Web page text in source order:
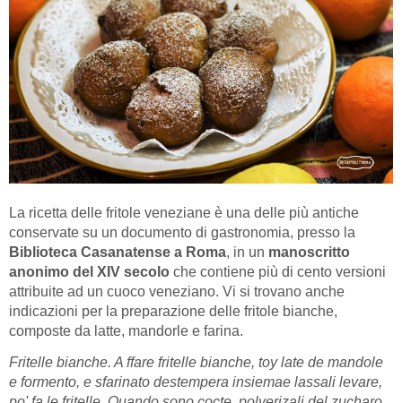
La ricetta delle fritole veneziane è una delle più antiche
conservate su un documento di gastronomia, presso la
Biblioteca Casanatense a Roma, in un manoscritto
anonimo del XIV secolo che contiene più di cento versioni
attribuite ad un cuoco veneziano. Vi si trovano anche
indicazioni per la preparazione delle fritole bianche,
composte da latte, mandorle e farina.
Fritelle bianche. A ffare fritelle bianche, toy late de mandole
e formento, e sfarinato destempera insiemae lassali levare,